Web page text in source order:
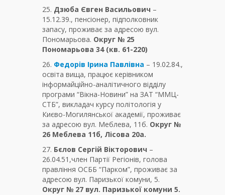
25. Дзюба Євген Васильович –
15.12.39., пенсіонер, підполковник
запасу, проживає за адресою вул.
Пономарьова. Округ № 25
Пономарьова 34 (кв. 61-220)
26. Федорів Ірина Павлівна – 19.02.84.,
освіта вища, працює керівником
інформайційно-аналітичного відділу
програми “Вікна-Новини” на ЗАТ “ММЦ-
СТБ”, викладач курсу політологія у
Києво-Могилянської академії, проживає
за адресою вул. Меблева, 11б. Округ №
26 Меблева 11б, Лісова 20а.
27. Бєлов Сергій Вікторович –
26.04.51,член Партії Регіонів, голова
правління ОСББ “Парком”, проживає за
адресою вул. Паризької комуни, 5.
Округ № 27 вул. Паризької комуни 5.